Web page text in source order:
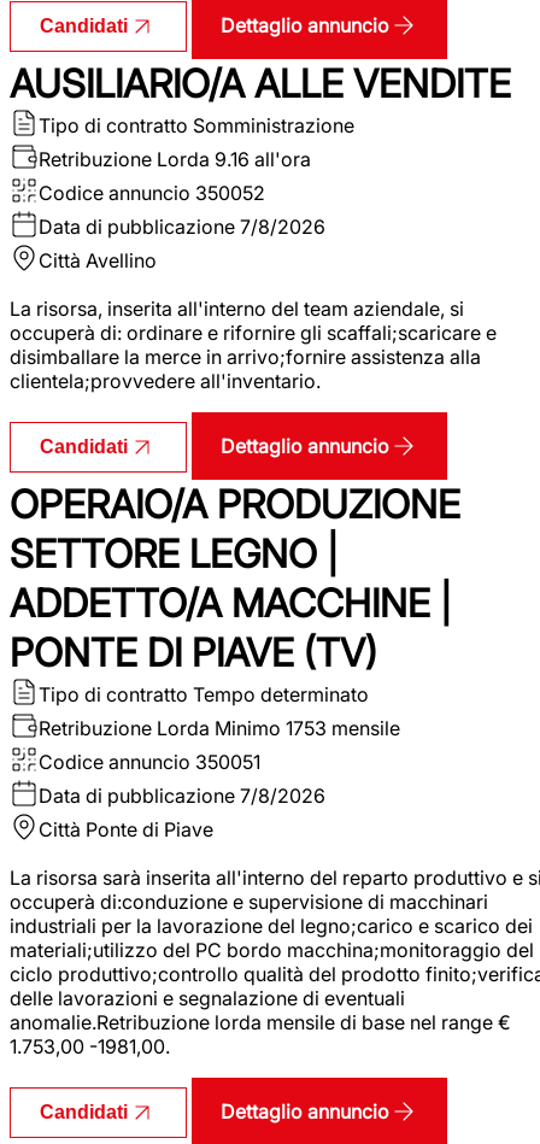
Candidati Dettaglio annuncio
AUSILIARIO/A ALLE VENDITE
Tipo di contratto Somministrazione
Retribuzione Lorda 9.16 all'ora
Codice annuncio 350052
Data di pubblicazione 7/8/2026
Città Avellino
La risorsa, inserita all'interno del team aziendale, si
occuperà di: ordinare e rifornire gli scaffali;scaricare e
disimballare la merce in arrivo;fornire assistenza alla
clientela;provvedere all'inventario.
Candidati Dettaglio annuncio
OPERAIO/A PRODUZIONE
SETTORE LEGNO |
ADDETTO/A MACCHINE |
PONTE DI PIAVE (TV)
Tipo di contratto Tempo determinato
Retribuzione Lorda Minimo 1753 mensile
Codice annuncio 350051
Data di pubblicazione 7/8/2026
Città Ponte di Piave
La risorsa sarà inserita all'interno del reparto produttivo e
occuperà di:conduzione e supervisione di macchinari
industriali per la lavorazione del legno;carico e scarico dei
materiali;utilizzo del PC bordo macchina;monitoraggio del
ciclo produttivo;controllo qualità del prodotto
delle lavorazioni e segnalazione di eventuali
anomalie.Retribuzione lorda mensile di base nel range €
1.753,00 -1981,00.
Candidati Dettaglio annuncio